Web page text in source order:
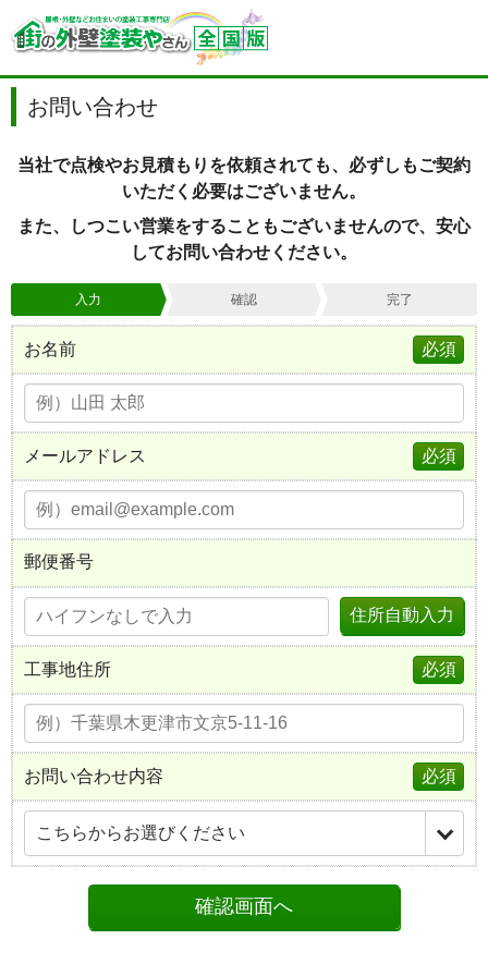
お問い合わせ
当社で点検やお見積もりを依頼されても、必ずしもご契約
いただく必要はございません。
また、しつこい営業をすることもございませんので、安心
してお問い合わせください。
入力 確認 完了
お名前 必須
メールアドレス 必須
郵便番号
住所自動入力
工事地住所 必須
お問い合わせ内容 必須